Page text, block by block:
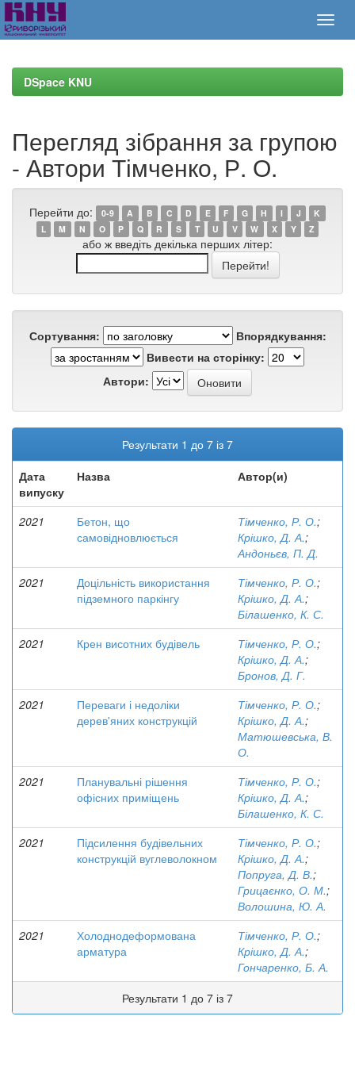
navigationDSpace KNU
Перегляд зібрання за групою
- Автори Тімченко, Р. О.
Перейти до: 0-9 A B C D E F G H I J
K
L
M N O P Q R S T U V W X Y Z
або ж введіть декілька перших літер:
Сортування:
Впорядкування:
Вивести на сторінку:
Автори:
Результати 1 до 7 із 7
Дата
випуску
Назва Автор(и)
2021
Бетон, що
самовідновлюється
Тімченко, Р. О.;
Крішко, Д. А.;
Андоньєв, П. Д.
2021
Доцільність використання
підземного паркінгу
Тімченко, Р. О.;
Крішко, Д. А.;
Білашенко, К. С.
2021
Крен висотних будівель Тімченко, Р. О.;
Крішко, Д. А.;
Бронов, Д. Г.
2021
Переваги і недоліки
дерев'яних конструкцій
Тімченко, Р. О.;
Крішко, Д. А.;
Матюшевська, В.
О.
2021
Планувальні рішення
офісних приміщень
Тімченко, Р. О.;
Крішко, Д. А.;
Білашенко, К. С.
2021
Підсилення будівельних
конструкцій вуглеволокном
Тімченко, Р. О.;
Крішко, Д. А.;
Попруга, Д. В.;
Грицаєнко, О. М.;
Волошина, Ю. А.
2021
Холоднодеформована
арматура
Тімченко, Р. О.;
Крішко, Д. А.;
Гончаренко, Б. А.
Результати 1 до 7 із 7